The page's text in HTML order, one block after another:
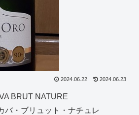
2024.06.22 2024.06.23
BRUT NATURE
バ・ブリュット・ナチュレ